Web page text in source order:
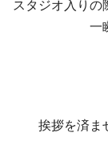
スタジオ入り
一
挨拶を済ま